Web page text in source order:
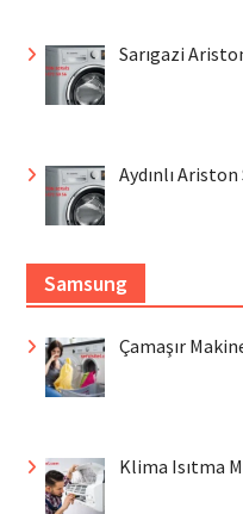
Sarıgazi
Aydınlı Ariston
Samsung
Çamaşır
Klima Isıtma